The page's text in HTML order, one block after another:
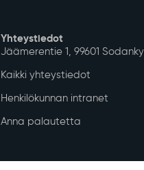
Yhteystiedot
Jäämerentie 1, 99601
Kaikki yhteystiedot
Henkilökunnan intranet
Anna palautetta